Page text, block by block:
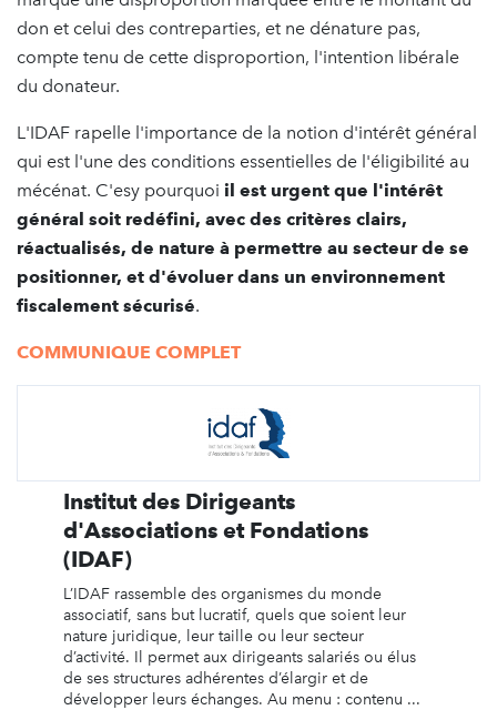
don et celui des contreparties, et ne dénature pas,
compte tenu de cette disproportion, l'intention libérale
du donateur.
L'IDAF rapelle l'importance de la notion d'intérêt général
qui est l'une des conditions essentielles de l'éligibilité au
mécénat. C'esy pourquoi il est urgent que l'intérêt
général soit redéfini, avec des critères clairs,
réactualisés, de nature à permettre au secteur de se
positionner, et d'évoluer dans un environnement
fiscalement sécurisé.
COMMUNIQUE COMPLET
Institut des Dirigeants
d'Associations et Fondations
(IDAF)
L’IDAF rassemble des organismes du monde
associatif, sans but lucratif, quels que soient leur
nature juridique, leur taille ou leur secteur
d’activité. Il permet aux dirigeants salariés ou élus
de ses structures adhérentes d’élargir et de
développer leurs échanges. Au menu : contenu ...